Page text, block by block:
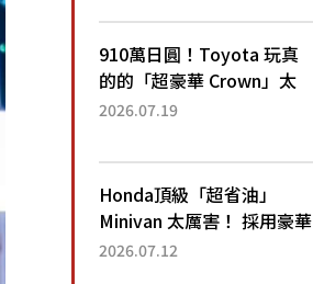
高階「Super Sport」車款
相同的...
910萬日圓！Toyota 玩真
的的「超豪華 Crown」太
厲害了！採用由「匠人技
運動化「底盤設定」！還配
備專屬豪華...
2026.07.19
Honda頂級「超省油」
Minivan 太厲害！ 採用豪華
「真皮座椅」與專屬「黑色
2026.07.12